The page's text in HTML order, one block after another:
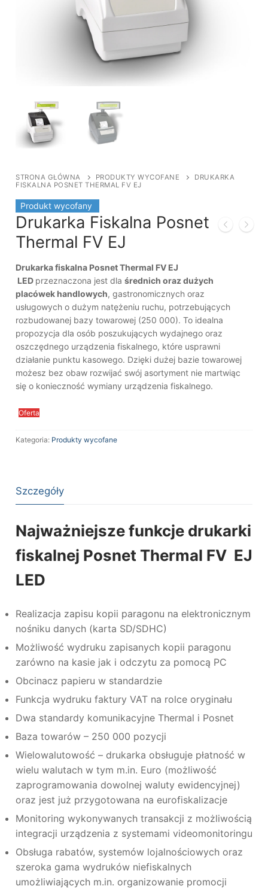
STRONA GŁÓWNA PRODUKTY WYCOFANE
DRUKARKA
FISKALNA POSNET THERMAL FV EJ
Produkt wycofany
Drukarka Fiskalna Posnet
Thermal FV EJ
Drukarka fiskalna Posnet Thermal FV EJ
LED przeznaczona jest dla średnich oraz dużych
placówek handlowych, gastronomicznych oraz
usługowych o dużym natężeniu ruchu, potrzebujących
rozbudowanej bazy towarowej (250 000). To idealna
propozycja dla osób poszukujących wydajnego oraz
oszczędnego urządzenia fiskalnego, które usprawni
działanie punktu kasowego. Dzięki dużej bazie towarowej
możesz bez obaw rozwijać swój asortyment nie martwiąc
się o konieczność wymiany urządzenia fiskalnego.
Oferta
Kategoria: Produkty wycofane
Szczegóły
Najważniejsze funkcje drukarki
fiskalnej Posnet Thermal FV EJ
LED
Realizacja zapisu kopii paragonu na elektronicznym
nośniku danych (karta SD/SDHC)
Możliwość wydruku zapisanych kopii paragonu
zarówno na kasie jak i odczytu za pomocą PC
Obcinacz papieru w standardzie
Funkcja wydruku faktury VAT na rolce oryginału
Dwa standardy komunikacyjne Thermal i Posnet
Baza towarów – 250 000 pozycji
Wielowalutowość – drukarka obsługuje płatność w
wielu walutach w tym m.in. Euro (możliwość
zaprogramowania dowolnej waluty ewidencyjnej)
oraz jest już przygotowana na eurofiskalizacje
Monitoring wykonywanych transakcji z możliwością
integracji urządzenia z systemami videomonitoringu
Obsługa rabatów, systemów lojalnościowych oraz
szeroka gama wydruków niefiskalnych
umożliwiających m.in. organizowanie promocji